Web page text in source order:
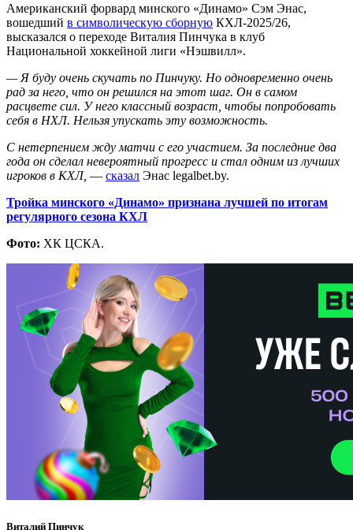
Американский форвард минского «Динамо» Сэм Энас,
вошедший в символическую сборную КХЛ-2025/26,
высказался о переходе Виталия Пинчука в клуб
Национальной хоккейной лиги «Нэшвилл».
— Я буду очень скучать по Пинчуку. Но одновременно очень
рад за него, что он решился на этот шаг. Он в самом
расцвете сил. У него классный возраст, чтобы попробовать
себя в НХЛ. Нельзя упускать эту возможность.
С нетерпением жду матчи с его участием. За последние два
года он сделал невероятный прогресс и стал одним из лучших
игроков в КХЛ, — сказал Энас legalbet.by.
Тройка минского «Динамо» признана лучшей по итогам
регулярного сезона КХЛ
Фото: ХК ЦСКА.
Виталий Пинчук